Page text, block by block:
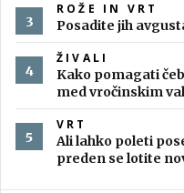
ROŽE IN VRT
Posadite jih
ŽIVALI
Kako pomagati
med vročinskim
VRT
Ali lahko poleti
preden se lotite